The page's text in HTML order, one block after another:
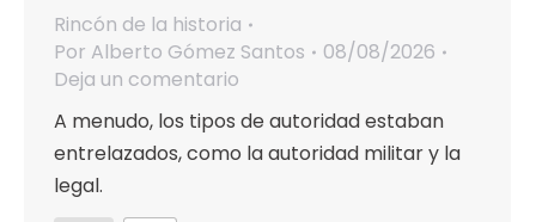
Rincón de la historia
Por Alberto Gómez Santos
08/08/2026
Deja un comentario
A menudo, los tipos de autoridad estaban
entrelazados, como la autoridad militar y la
legal.